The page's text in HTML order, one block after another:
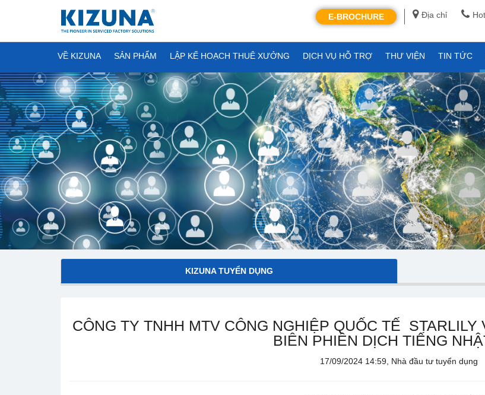
Địa chỉ
E-BROCHURE
VỀ KIZUNA SẢN PHẨM LẬP KẾ HOẠCH THUÊ XƯỞNG DỊCH VỤ HỖ TRỢ THƯ VIỆN TIN TỨC
KIZUNA TUYỂN DỤNG
CÔNG TY TNHH MTV CÔNG NGHIỆP QUỐC TẾ
BIÊN PHIÊN DỊCH TIẾNG
17/09/2024 14:59, Nhà đầu tư tuyển dụng